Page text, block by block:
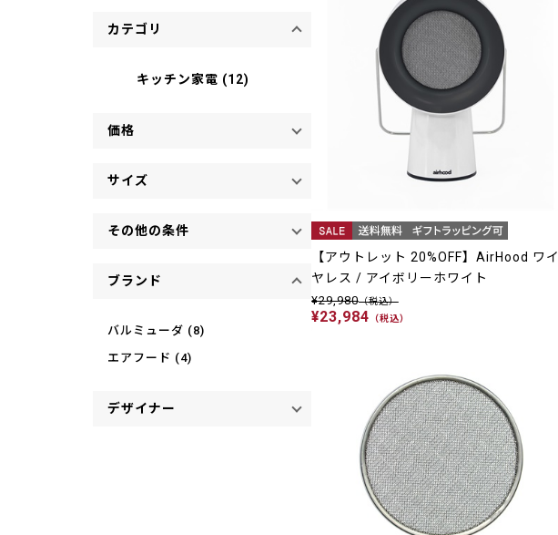
カテゴリ
キッチン家電 (12)
価格
サイズ
その他の条件
ブランド
バルミューダ (8)
エアフード (4)
デザイナー
【アウトレット 20%OFF】AirHood ワイ
ヤレス / アイボリーホワイト
¥29,980（税込）
¥23,984 （税込）